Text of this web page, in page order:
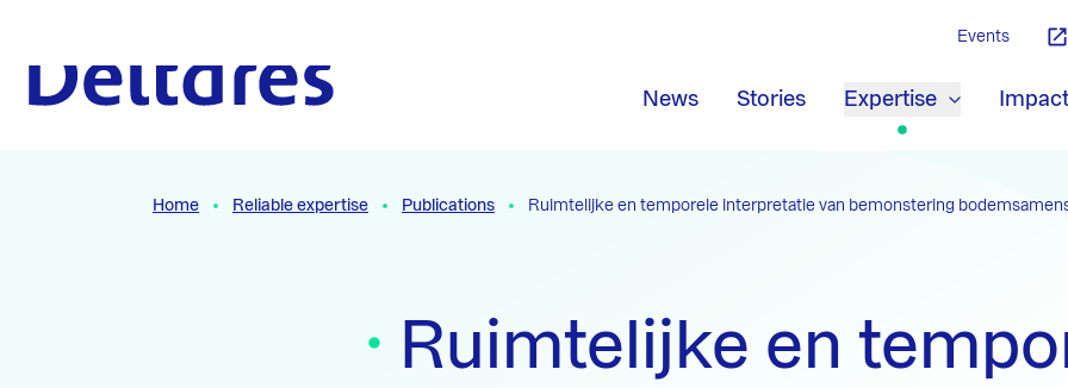
News Stories Expertise Impact
Events
Home Reliable expertise Publications Ruimtelijke en temporele interpretatie van bemonstering
Ruimtelijke en